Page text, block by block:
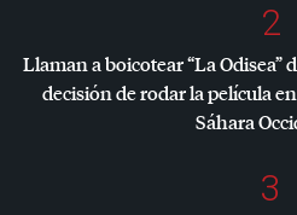
2
Llaman a boicotear “La
decisión de rodar la película
Sáhara
3